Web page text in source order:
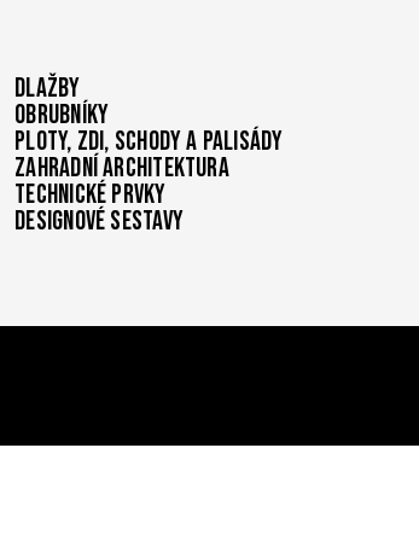
Dlažby
Obrubníky
Ploty, zdi, schody a palisády
Zahradní architektura
Technické prvky
Designové sestavy